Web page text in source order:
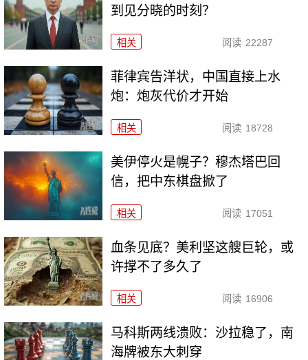
到见分晓的时刻？
相关 阅读 22287
菲律宾告洋状，中国直接上水
炮：炮灰代价才开始
相关 阅读 18728
美伊停火是幌子？穆杰塔巴回
信，把中东棋盘掀了
相关 阅读 17051
血条见底？美利坚这艘巨轮，或
许撑不了多久了
相关 阅读 16906
马科斯两线溃败：沙拉稳了，南
海牌被东大刺穿